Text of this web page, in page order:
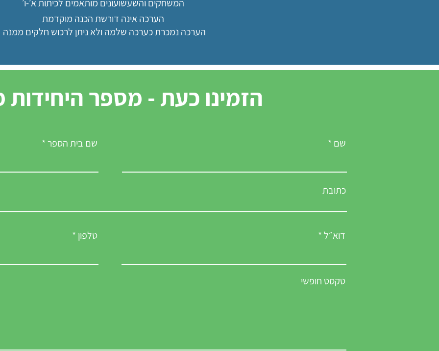
המשחקים והשעשועונים מותאמים לכיתות א׳-ו׳
הערכה אינה דורשת הכנה מוקדמת
הערכה נמכרת כערכה שלמה ולא ניתן לרכוש חלקים ממנה
הזמינו כעת - מספר היחידות
שם בית הספר שם
כתובת
טלפון דוא״ל
טקסט חופשי